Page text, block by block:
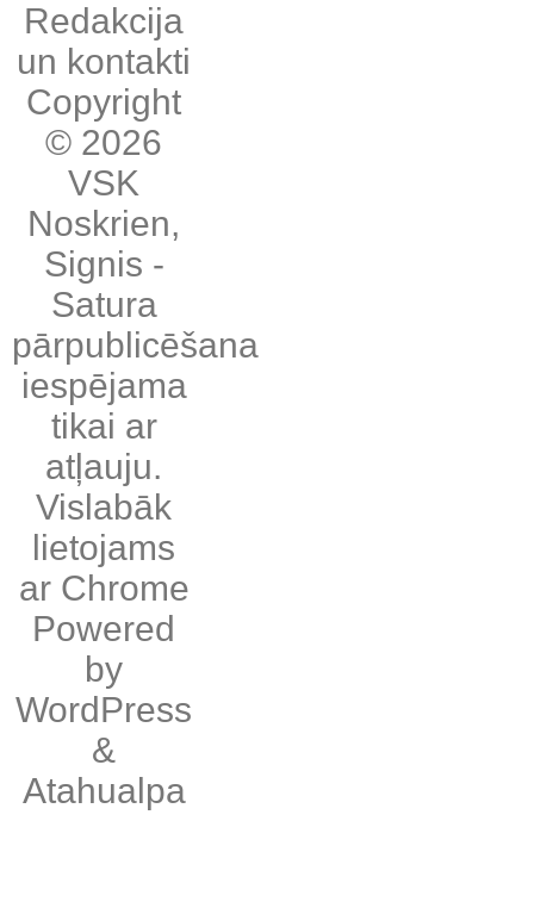
Redakcija
un kontakti
Copyright
© 2026
VSK
Noskrien,
Signis -
Satura
pārpublicēšana
iespējama
tikai ar
atļauju.
Vislabāk
lietojams
ar Chrome
Powered
by
WordPress
&
Atahualpa